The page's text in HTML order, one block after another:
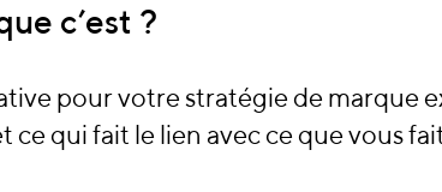
c’est ?
pour votre stratégie de marque
ce qui fait le lien avec ce que vous